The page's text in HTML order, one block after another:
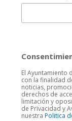
El Ayuntamiento
con la finalidad
noticias,
derechos de
limitación y
de Privacidad y
nuestra Politica